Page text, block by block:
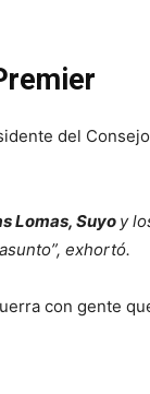
del
Lomas, Suyo y
exhortó.
con gente